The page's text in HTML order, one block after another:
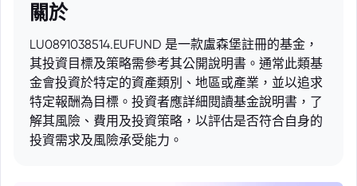
關於
LU0891038514.EUFUND 是一款盧森堡註冊的基金，
其投資目標及策略需參考其公開說明書。通常此類基
金會投資於特定的資產類別、地區或產業，並以追求
特定報酬為目標。投資者應詳細閱讀基金說明書，了
解其風險、費用及投資策略，以評估是否符合自身的
投資需求及風險承受能力。